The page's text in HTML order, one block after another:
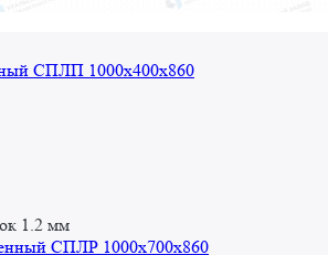
СПЛП 1000х400х860
1.2 мм